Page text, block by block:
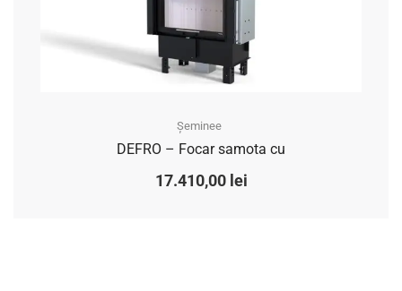
Șeminee
DEFRO – Focar samota cu
17.410,00 lei